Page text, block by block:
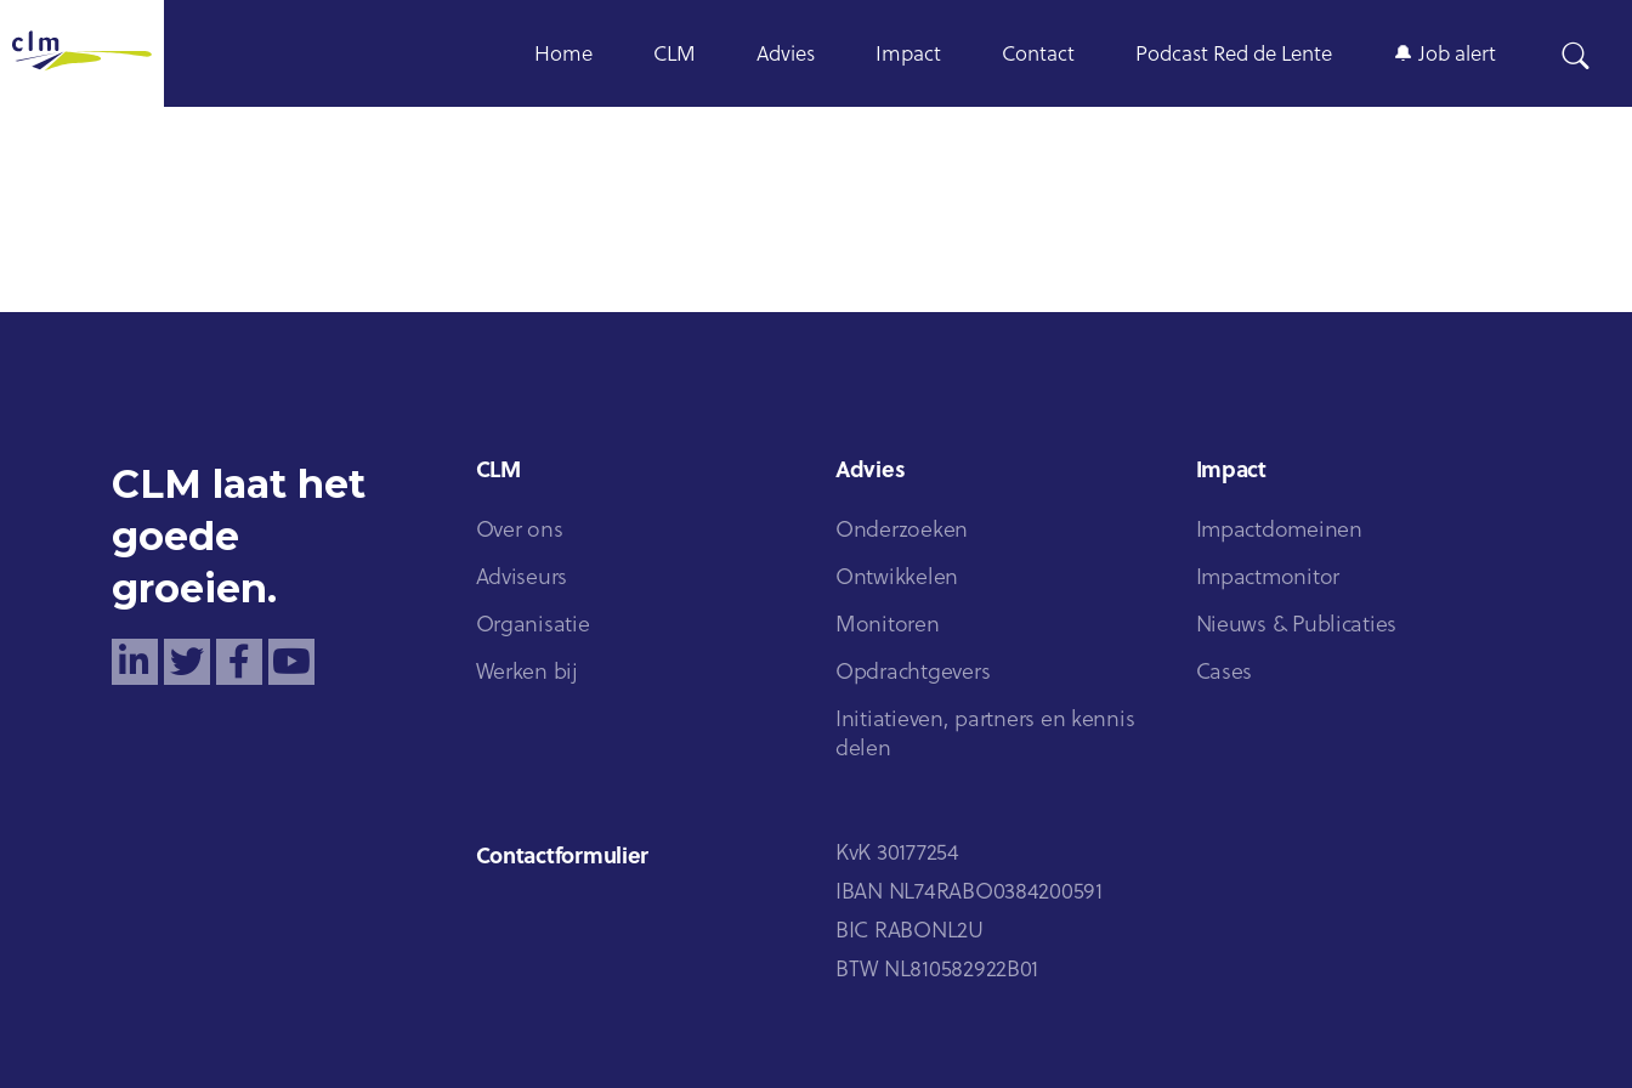
Home CLM Advies Impact Contact Podcast Red de Lente 🔔 Job alert
CLM laat het
goede
groeien.
CLM
Over ons
Adviseurs
Organisatie
Werken bij
Advies
Onderzoeken
Ontwikkelen
Monitoren
Opdrachtgevers
Initiatieven, partners en kennis
delen
Impact
Impactdomeinen
Impactmonitor
Nieuws & Publicaties
Cases
Contactformulier
KvK 30177254
IBAN NL74RABO0384200591
BIC RABONL2U
BTW NL810582922B01